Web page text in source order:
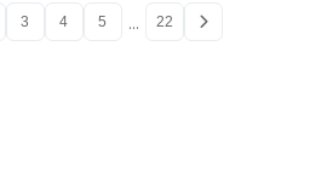
3 4 5 ... 22